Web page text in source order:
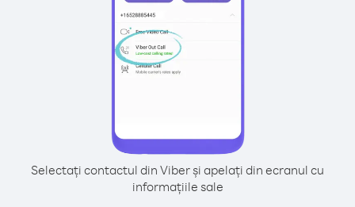
Selectați contactul din Viber și apelați din ecranul cu
informațiile sale